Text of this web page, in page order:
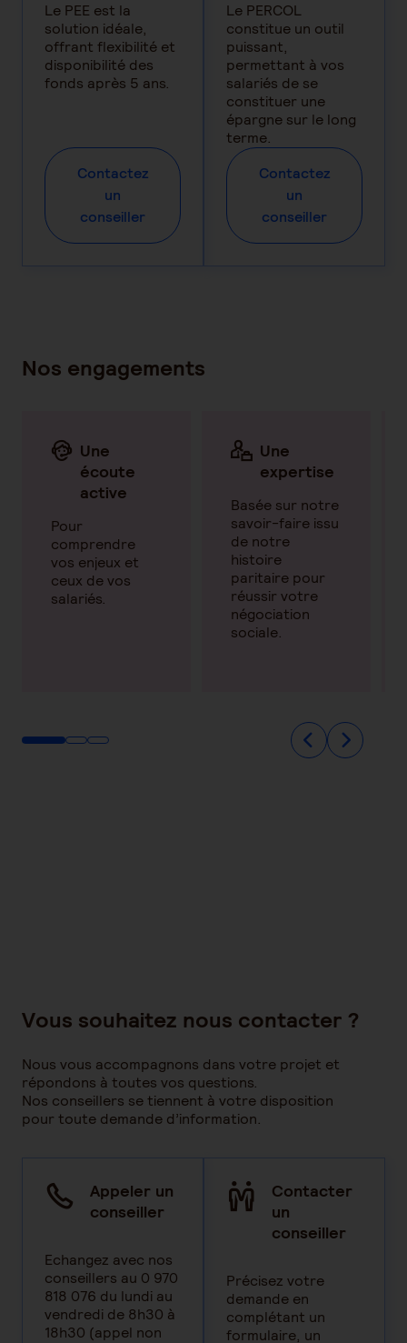
Le PEE est la
solution idéale,
offrant flexibilité et
disponibilité des
fonds après 5 ans.
Contactez
un
conseiller
Le PERCOL
constitue un outil
puissant,
permettant à vos
salariés de se
constituer une
épargne sur le long
terme.
Contactez
un
conseiller
Nos engagements
Une
écoute
active
Pour
comprendre
vos enjeux et
ceux de vos
salariés.
Une
expertise
Basée sur notre
savoir-faire issu
de notre
histoire
paritaire pour
réussir votre
négociation
sociale.
Vous souhaitez nous contacter ?
Nous vous accompagnons dans votre projet et
répondons à toutes vos questions.
Nos conseillers se tiennent à votre disposition
pour toute demande d’information.
Appeler un
conseiller
Echangez avec nos
conseillers au 0 970
818 076 du lundi au
vendredi de 8h30 à
18h30 (appel non
Contacter
un
conseiller
Précisez votre
demande en
complétant un
formulaire, un